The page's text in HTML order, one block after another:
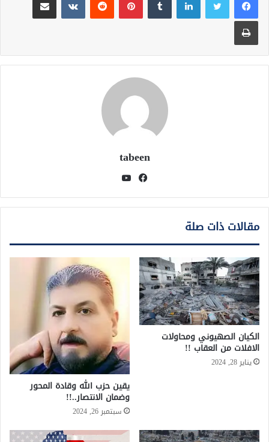
طباعة
tabeen
فيسبوك
مقالات ذات صلة
الكيان الصهيوني ومحاولات
الافلات من العقاب !!
يناير 28, 2024
يقين حزب الله وقادة المحور
وضمان الانتصار..!!
سبتمبر 26, 2024